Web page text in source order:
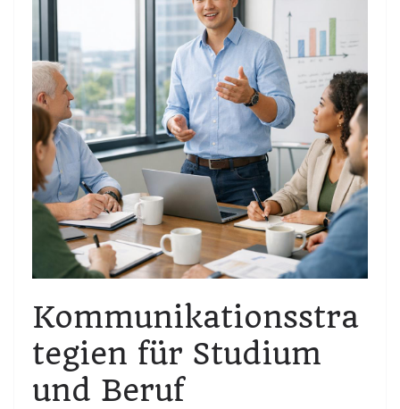
Kommunikationsstra
tegien für Studium
und Beruf